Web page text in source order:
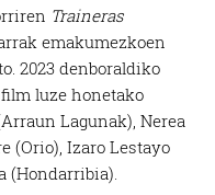
Traineras
emakumezkoen
2023 denboraldiko
luze honetako
Lagunak), Nerea
(Orio), Izaro Lestayo
(Hondarribia).